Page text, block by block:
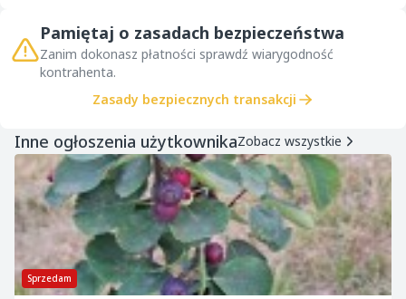
Pamiętaj o zasadach bezpieczeństwa
Zanim dokonasz płatności sprawdź wiarygodność
kontrahenta.
Zasady bezpiecznych transakcji
Inne ogłoszenia użytkownikaZobacz wszystkie
Sprzedam